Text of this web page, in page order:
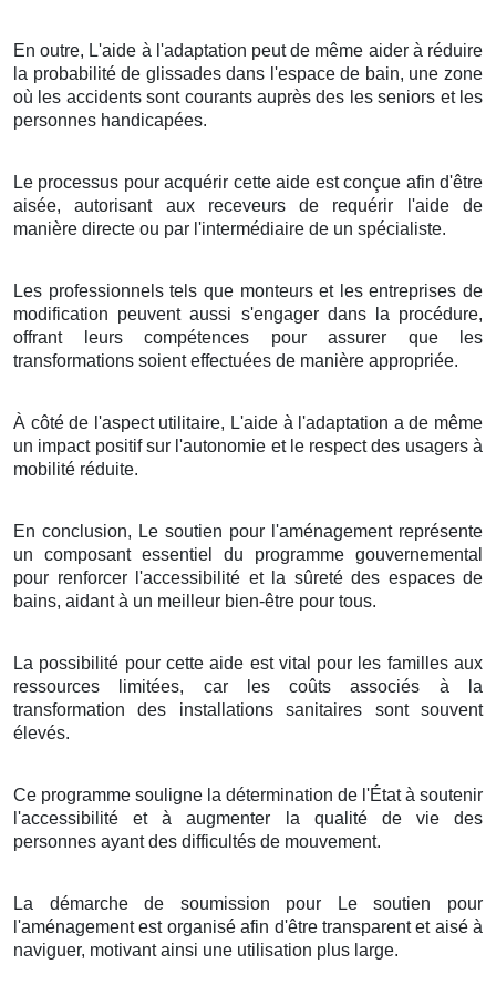
En outre, L'aide à l'adaptation peut de même aider à réduire
la probabilité de glissades dans l'espace de bain, une zone
où les accidents sont courants auprès des les seniors et les
personnes handicapées.
Le processus pour acquérir cette aide est conçue afin d'être
aisée, autorisant aux receveurs de requérir l'aide de
manière directe ou par l'intermédiaire de un spécialiste.
Les professionnels tels que monteurs et les entreprises de
modification peuvent aussi s'engager dans la procédure,
offrant leurs compétences pour assurer que les
transformations soient effectuées de manière appropriée.
À côté de l'aspect utilitaire, L'aide à l'adaptation a de même
un impact positif sur l'autonomie et le respect des usagers à
mobilité réduite.
En conclusion, Le soutien pour l'aménagement représente
un composant essentiel du programme gouvernemental
pour renforcer l'accessibilité et la sûreté des espaces de
bains, aidant à un meilleur bien-être pour tous.
La possibilité pour cette aide est vital pour les familles aux
ressources limitées, car les coûts associés à la
transformation des installations sanitaires sont souvent
élevés.
Ce programme souligne la détermination de l'État à soutenir
l'accessibilité et à augmenter la qualité de vie des
personnes ayant des difficultés de mouvement.
La démarche de soumission pour Le soutien pour
l'aménagement est organisé afin d'être transparent et aisé à
naviguer, motivant ainsi une utilisation plus large.